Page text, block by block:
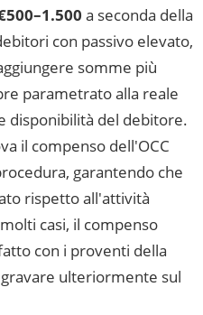
a seconda della
con passivo elevato,
somme più
parametrato alla reale
disponibilità del debitore.
il compenso dell'OCC
garantendo che
rispetto all'attività
casi, il compenso
con i proventi della
ulteriormente sul